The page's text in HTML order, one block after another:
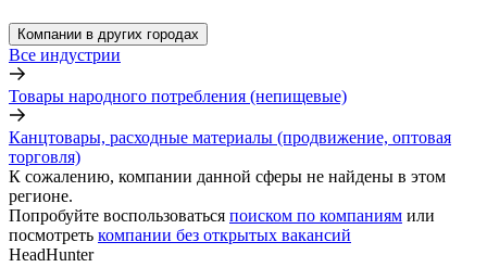
Компании в других городах
Все индустрии
Товары народного потребления (непищевые)
Канцтовары, расходные материалы (продвижение, оптовая
торговля)
К сожалению, компании данной сферы не найдены в этом
регионе.
Попробуйте воспользоваться поиском по компаниям или
посмотреть компании без открытых вакансий
HeadHunter